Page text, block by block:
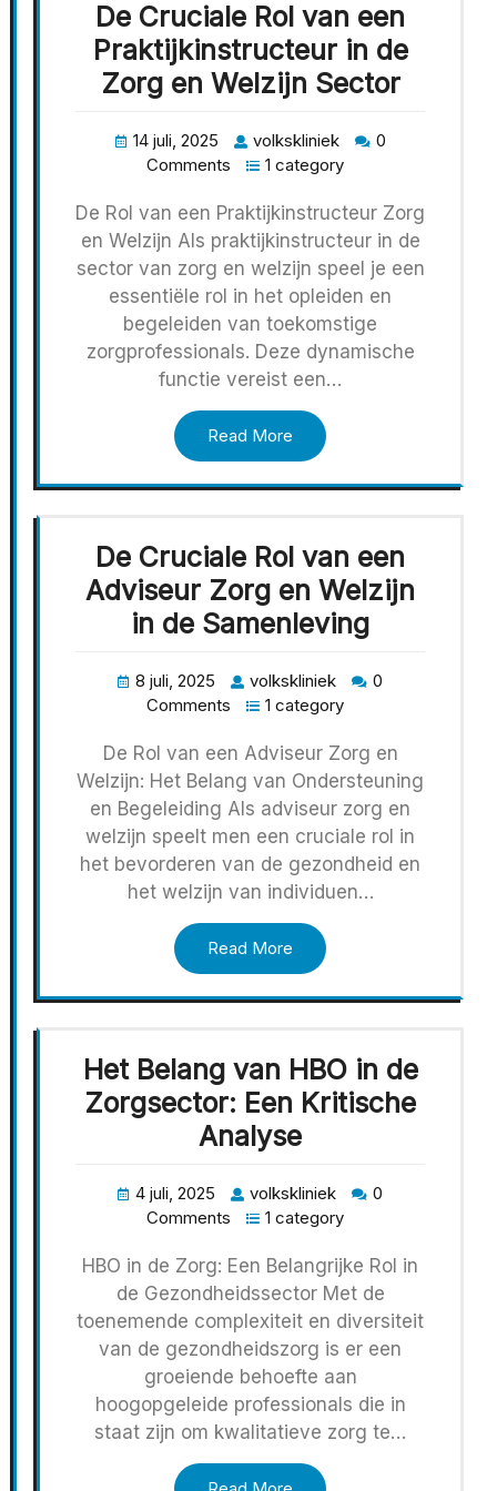
De Cruciale Rol van een
Praktijkinstructeur in de
Zorg en Welzijn Sector
14 juli, 2025 volkskliniek
0
Comments
1 category
De Rol van een Praktijkinstructeur Zorg
en Welzijn Als praktijkinstructeur in de
sector van zorg en welzijn speel je een
essentiële rol in het opleiden en
begeleiden van toekomstige
zorgprofessionals. Deze dynamische
functie vereist een…
Read More
De Cruciale Rol van een
Adviseur Zorg en Welzijn
in de Samenleving
8 juli, 2025 volkskliniek
0
Comments
1 category
De Rol van een Adviseur Zorg en
Welzijn: Het Belang van Ondersteuning
en Begeleiding Als adviseur zorg en
welzijn speelt men een cruciale rol in
het bevorderen van de gezondheid en
het welzijn van individuen…
Read More
Het Belang van HBO in de
Zorgsector: Een Kritische
Analyse
4 juli, 2025 volkskliniek
0
Comments
1 category
HBO in de Zorg: Een Belangrijke Rol in
de Gezondheidssector Met de
toenemende complexiteit en diversiteit
van de gezondheidszorg is er een
groeiende behoefte aan
hoogopgeleide professionals die in
staat zijn om kwalitatieve zorg te…